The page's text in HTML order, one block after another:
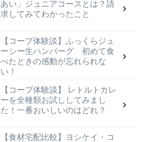
あい」ジュニアコースとは？請
求してみてわかったこと
【コープ体験談】ふっくらジュ
ーシー生ハンバーグ 初めて食
べたときの感動が忘れられな
い！
【コープ体験談】 レトルトカレ
ーを全種類お試ししてみまし
た！一番おいしいのはどれ？
【食材宅配比較】ヨシケイ・コ